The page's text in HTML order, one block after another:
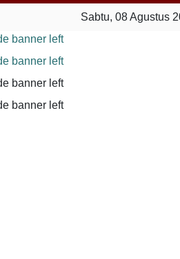
Sabtu, 08 Agustus